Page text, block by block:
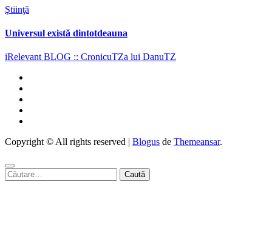
Ştiinţă
Universul există dintotdeauna
iRelevant BLOG :: CronicuTZa lui DanuTZ
Copyright © All rights reserved | Blogus de Themeansar.
Caută
după: